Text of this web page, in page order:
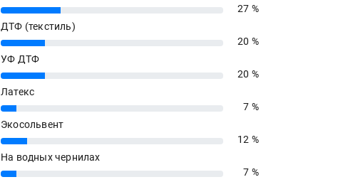
27%
27 %
ДТФ (текстиль)
20%
20 %
УФ ДТФ
20%
20 %
Латекс
7%
7 %
Экосольвент
12%
12 %
На водных чернилах
7%
7 %